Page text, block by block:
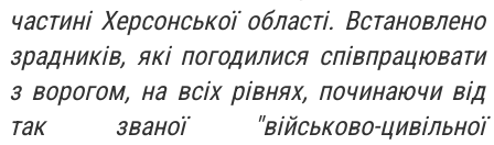
частині Херсонської області. Встановлено
зрадників, які погодилися співпрацювати
з ворогом, на всіх рівнях, починаючи від
так званої "військово-цивільної